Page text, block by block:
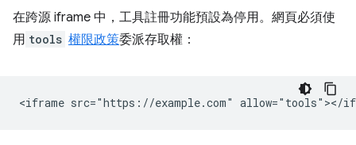
在跨源 iframe 中，工具註冊功能預設為停用。網頁必須使
用 tools 權限政策委派存取權：